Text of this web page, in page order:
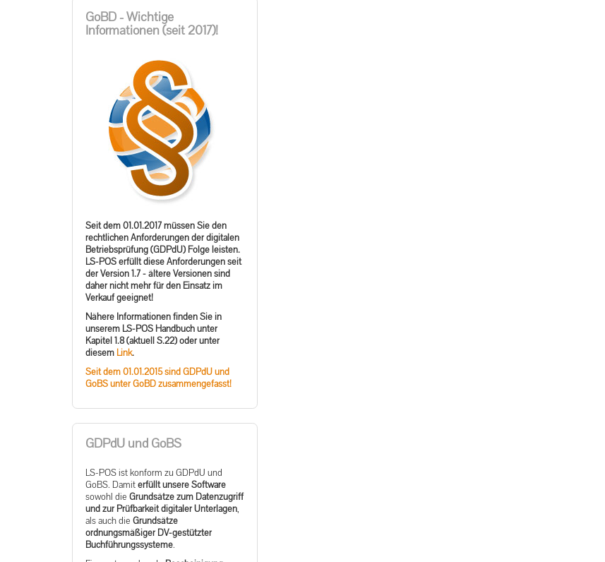
GoBD - Wichtige
Informationen (seit 2017)!
Seit dem 01.01.2017 müssen Sie den
rechtlichen Anforderungen der digitalen
Betriebsprüfung (GDPdU) Folge leisten.
LS-POS erfüllt diese Anforderungen seit
der Version 1.7 - ältere Versionen sind
daher nicht mehr für den Einsatz im
Verkauf geeignet!
Nähere Informationen finden Sie in
unserem LS-POS Handbuch unter
Kapitel 1.8 (aktuell S.22) oder unter
diesem Link.
Seit dem 01.01.2015 sind GDPdU und
GoBS unter GoBD zusammengefasst!
GDPdU und GoBS
LS-POS ist konform zu GDPdU und
GoBS. Damiterfüllt unsere Software
sowohl die Grundsätze zum Datenzugriff
und zur Prüfbarkeit digitaler Unterlagen,
als auch die Grundsätze
ordnungsmäßiger DV-gestützter
Buchführungssysteme.